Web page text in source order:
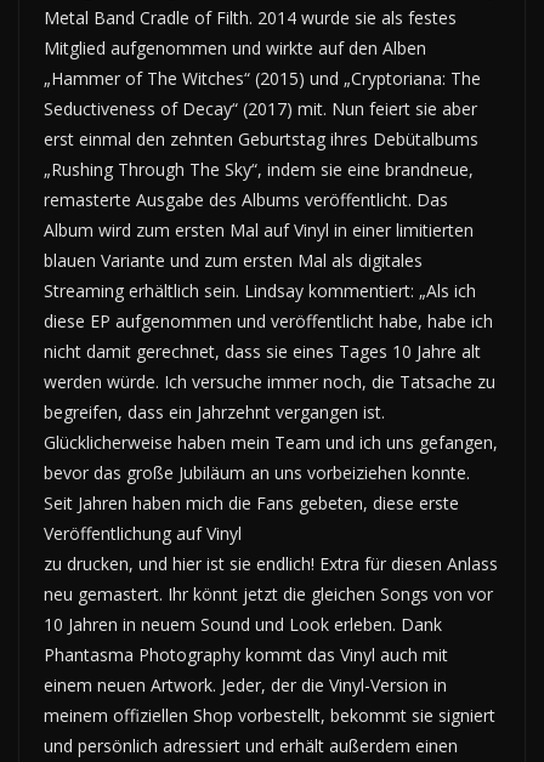
Metal Band Cradle of Filth. 2014 wurde sie als festes
Mitglied aufgenommen und wirkte auf den Alben
„Hammer of The Witches“ (2015) und „Cryptoriana: The
Seductiveness of Decay“ (2017) mit. Nun feiert sie aber
erst einmal den zehnten Geburtstag ihres Debütalbums
„Rushing Through The Sky“, indem sie eine brandneue,
remasterte Ausgabe des Albums veröffentlicht. Das
Album wird zum ersten Mal auf Vinyl in einer limitierten
blauen Variante und zum ersten Mal als digitales
Streaming erhältlich sein. Lindsay kommentiert: „Als ich
diese EP aufgenommen und veröffentlicht habe, habe ich
nicht damit gerechnet, dass sie eines Tages 10 Jahre alt
werden würde. Ich versuche immer noch, die Tatsache zu
begreifen, dass ein Jahrzehnt vergangen ist.
Glücklicherweise haben mein Team und ich uns gefangen,
bevor das große Jubiläum an uns vorbeiziehen konnte.
Seit Jahren haben mich die Fans gebeten, diese erste
Veröffentlichung auf Vinyl
zu drucken, und hier ist sie endlich! Extra für diesen Anlass
neu gemastert. Ihr könnt jetzt die gleichen Songs von vor
10 Jahren in neuem Sound und Look erleben. Dank
Phantasma Photography kommt das Vinyl auch mit
einem neuen Artwork. Jeder, der die Vinyl-Version in
meinem offiziellen Shop vorbestellt, bekommt sie signiert
und persönlich adressiert und erhält außerdem einen